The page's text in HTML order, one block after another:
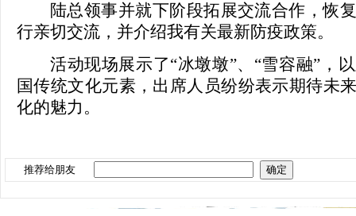
陆总领事并就下阶段拓展交流合作，恢
行亲切交流，并介绍我有关最新防疫政策。
活动现场展示了“冰墩墩”、“雪容融”，
国传统文化元素，出席人员纷纷表示期待未
化的魅力。
推荐给朋友